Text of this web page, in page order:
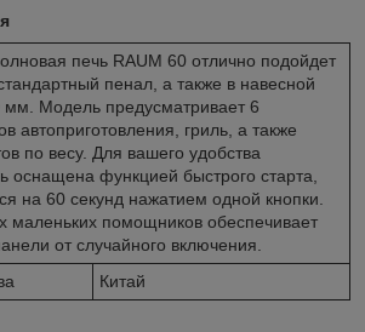
печь RAUM 60 отлично подойдет
пенал, а также в навесной
Модель предусматривает 6
автоприготовления, гриль, а также
по весу. Для вашего удобства
оснащена функцией быстрого старта,
на 60 секунд нажатием одной кнопки.
маленьких помощников обеспечивает
от случайного включения.
Китай